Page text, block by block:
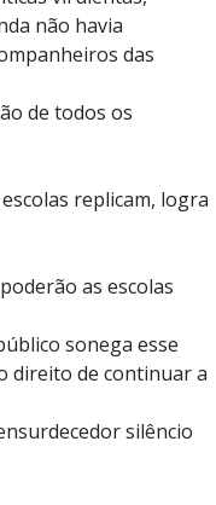
não havia
das
de todos os
replicam, logra
as escolas
sonega esse
direito de continuar a
silêncio